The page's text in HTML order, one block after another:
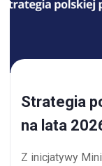
Strategia
na lata
Z inicjatywy